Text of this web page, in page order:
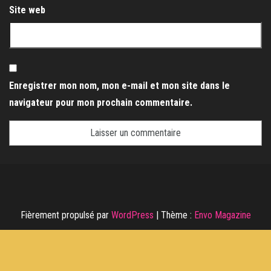
Site web
Enregistrer mon nom, mon e-mail et mon site dans le
navigateur pour mon prochain commentaire.
Fièrement propulsé par WordPress | Thème : Envo Magazine